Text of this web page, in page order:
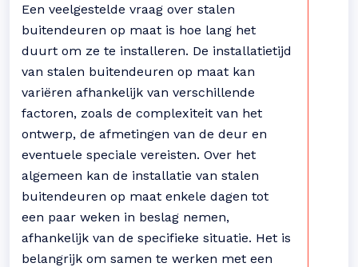
Een veelgestelde vraag over stalen
buitendeuren op maat is hoe lang het
duurt om ze te installeren. De installatietijd
van stalen buitendeuren op maat kan
variëren afhankelijk van verschillende
factoren, zoals de complexiteit van het
ontwerp, de afmetingen van de deur en
eventuele speciale vereisten. Over het
algemeen kan de installatie van stalen
buitendeuren op maat enkele dagen tot
een paar weken in beslag nemen,
afhankelijk van de specifieke situatie. Het is
belangrijk om samen te werken met een